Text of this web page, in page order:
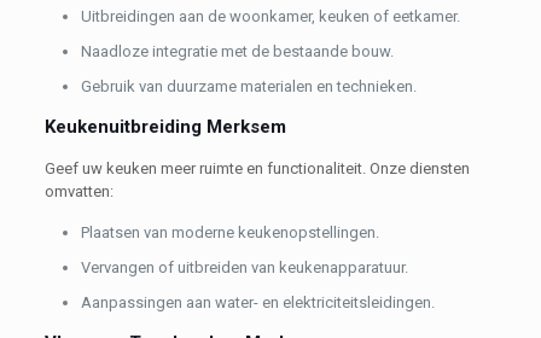
Uitbreidingen aan de woonkamer, keuken of eetkamer.
Naadloze integratie met de bestaande bouw.
Gebruik van duurzame materialen en technieken.
Keukenuitbreiding Merksem
Geef uw keuken meer ruimte en functionaliteit. Onze diensten
omvatten:
Plaatsen van moderne keukenopstellingen.
Vervangen of uitbreiden van keukenapparatuur.
Aanpassingen aan water- en elektriciteitsleidingen.